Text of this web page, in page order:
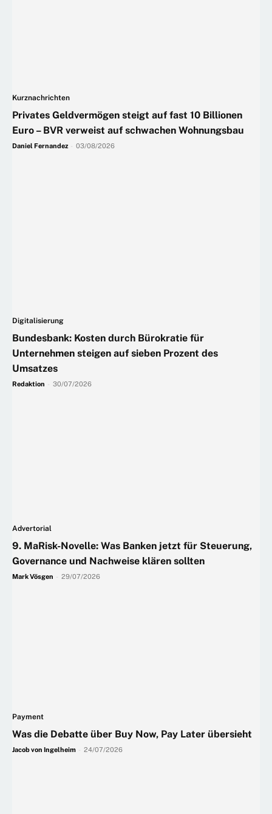
Kurznachrichten
Privates Geldvermögen steigt auf fast 10 Billionen
Euro – BVR verweist auf schwachen Wohnungsbau
Daniel Fernandez 03/08/2026
Digitalisierung
Bundesbank: Kosten durch Bürokratie für
Unternehmen steigen auf sieben Prozent des
Umsatzes
Redaktion 30/07/2026
Advertorial
9. MaRisk-Novelle: Was Banken jetzt für Steuerung,
Governance und Nachweise klären sollten
Mark Vösgen 29/07/2026
Payment
Was die Debatte über Buy Now, Pay Later übersieht
Jacob von Ingelheim 24/07/2026